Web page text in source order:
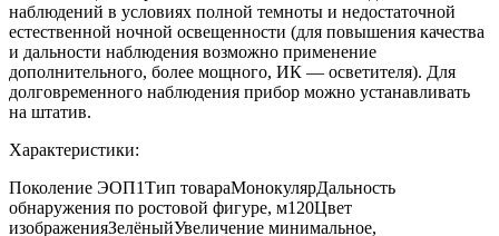
наблюдений в условиях полной темноты и недостаточной
естественной ночной освещенности (для повышения качества
и дальности наблюдения возможно применение
дополнительного, более мощного, ИК — осветителя). Для
долговременного наблюдения прибор можно устанавливать
на штатив.
Характеристики:
Поколение ЭОП1Тип товараМонокулярДальность
обнаружения по ростовой фигуре, м120Цвет
изображенияЗелёныйУвеличение минимальное,